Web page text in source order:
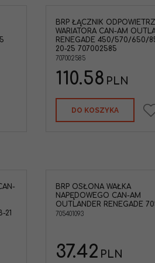
gumowy
Can-Am
1000 '20-
BRP ŁĄCZNIK
WARIATORA CAN-AM
RENEGADE 450/570/650/
20-25 707002585
707002585
110.58 PLN
DO KOSZYKA
21
BRP OSŁONA WAŁKA
NAPĘDOWEGO CAN-AM
OUTLANDER RENEGADE
705401093
37.42 PLN